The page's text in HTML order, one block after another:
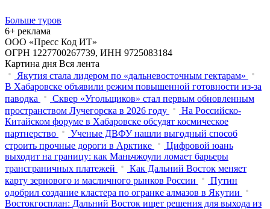
Больше туров
6+ реклама
ООО «Пресс Код ИТ»
ОГРН 1227700267739, ИНН 9725083184
Картина дня Вся лента
Якутия стала лидером по «дальневосточным гектарам»
В Хабаровске объявили режим повышенной готовности из‑за
паводка
Сквер «Угольщиков» стал первым обновленным
пространством Лучегорска в 2026 году
На Российско-
Китайском форуме в Хабаровске обсудят космическое
партнерство
Ученые ДВФУ нашли выгодный способ
строить прочные дороги в Арктике
Цифровой юань
выходит на границу: как Маньчжоули ломает барьеры
трансграничных платежей
Как Дальний Восток меняет
карту зернового и масличного рынков России
Путин
одобрил создание кластера по огранке алмазов в Якутии
Востокгосплан: Дальний Восток ищет решения для выхода из